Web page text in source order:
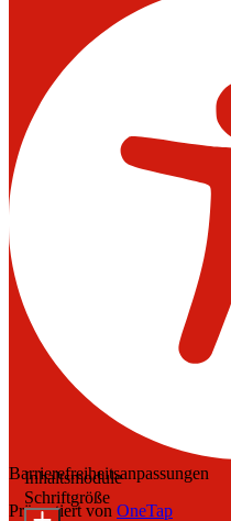
Barrierefreiheitsanpassungen
Präsentiert von OneTap
Inhaltsmodule
Schriftgröße